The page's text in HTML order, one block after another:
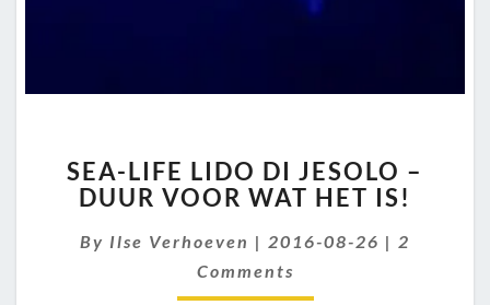
LIFE
LIDO
JESOLO
–
DUUR
SEA-LIFE LIDO DI JESOLO –
DUUR VOOR WAT HET IS!
By Ilse Verhoeven | 2016-08-26 | 2
Comments